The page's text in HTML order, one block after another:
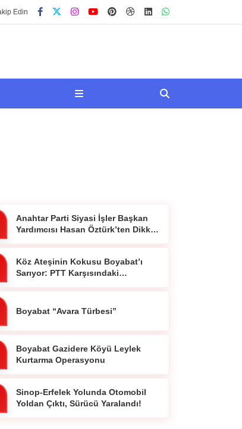
Edin
Anahtar Parti Siyasi İşler Başkan
Yardımcısı Hasan Öztürk’ten Dikkat
Köz Ateşinin Kokusu Boyabat’ı
Sarıyor: PTT Karşısındaki
Boyabat “Avara Türbesi”
Boyabat Gazidere Köyü Leylek
Kurtarma Operasyonu
Sinop-Erfelek Yolunda Otomobil
Yoldan Çıktı, Sürücü Yaralandı!